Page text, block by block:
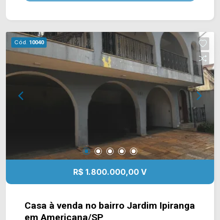
banheiros sendo 01 social, 01 lavabo e 01
externo; > 05 vagas de garagem, sendo 02
cobertas. *Aceita permuta. *Aceita financiamento.
Localizado próximo à Av. Giaconda Cibin, Av.
Iacanga, Av. de Cillo, Av. Padre João Baldan e
Rod. Luiz de Queiroz. Esta região conta com
padaria Mister Pan, restaurante On The Beach,
academia Skyfit e supermercado São Vicente.
Entre em contato com a equipe da Arbix Imóveis
e agende a sua visita!! WhatsApp e Telefone:
(19) 3475-4546 ARBIX IMÓVEIS - Presente em
Cód. 10040
R$ 1.800.000,00 V
Casa à venda no bairro Jardim Ipiranga
em Americana/SP